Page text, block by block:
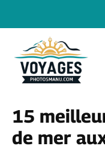
contenu
15
de mer